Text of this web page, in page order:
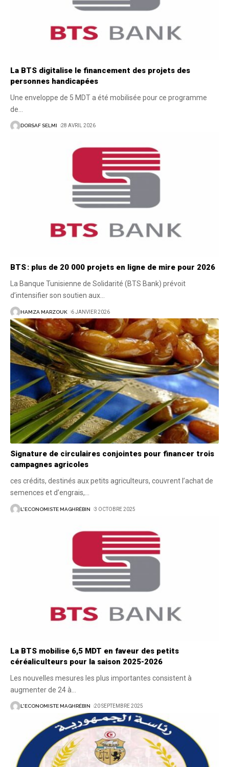
La BTS digitalise le financement des projets des
personnes handicapées
Une enveloppe de 5 MDT a été mobilisée pour ce programme
de
DORSAF SELMI 28 AVRIL 2026
BTS : plus de 20 000 projets en ligne de mire pour 2026
La Banque Tunisienne de Solidarité (BTS Bank) prévoit
d’intensifier son soutien aux…
HAMZA MARZOUK 6 JANVIER 2026
Signature de circulaires conjointes pour financer trois
campagnes agricoles
ces crédits, destinés aux petits agriculteurs, couvrent l’achat de
semences et d’engrais,
L'ECONOMISTE MAGHRÉBIN 3 OCTOBRE 2025
La BTS mobilise 6,5 MDT en faveur des petits
céréaliculteurs pour la saison 2025-2026
Les nouvelles mesures les plus importantes consistent à
augmenter de 24 à
L'ECONOMISTE MAGHRÉBIN 20 SEPTEMBRE 2025